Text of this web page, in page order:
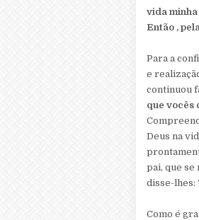
vida minha
Então ,
Para a
e
continuou
que vocês
Deus na
pai, que se
disse-lhes:
Como é